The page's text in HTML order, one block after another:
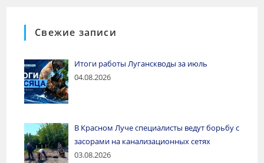
Свежие записи
Итоги работы Луганскводы за июль
04.08.2026
В Красном Луче специалисты ведут борьбу с
засорами на канализационных сетях
03.08.2026